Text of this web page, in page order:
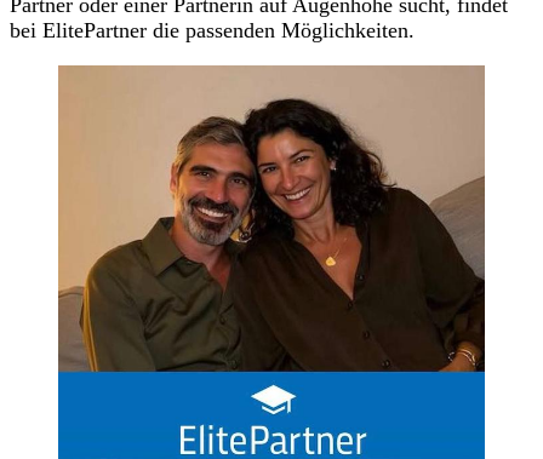
bei ElitePartner die passenden Möglichkeiten.